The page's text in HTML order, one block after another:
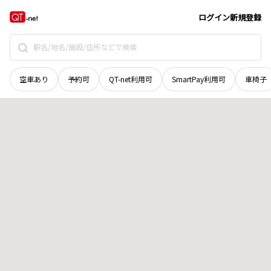
ログイン新規登録
空車あり 予約可 QT-net利用可 SmartPay利用可 車椅子
長野県